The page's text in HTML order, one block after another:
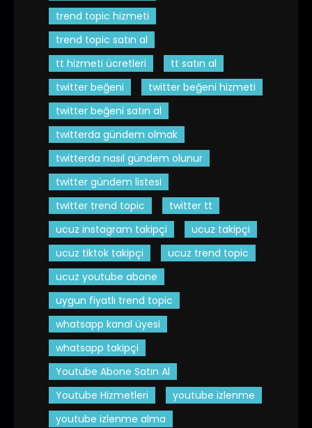
trend topic hizmeti
trend topic satın al
tt hizmeti ücretleri
tt satın al
twitter beğeni
twitter beğeni hizmeti
twitter beğeni satın al
twitterda gündem olmak
twitterda nasıl gündem olunur
twitter gündem listesi
twitter trend topic
twitter tt
ucuz instagram takipçi
ucuz takipçi
ucuz tiktok takipçi
ucuz trend topic
ucuz youtube abone
uygun fiyatlı trend topic
whatsapp kanal üyesi
whatsapp takipçi
Youtube Abone Satın Al
Youtube Hizmetleri
youtube izlenme
youtube izlenme alma